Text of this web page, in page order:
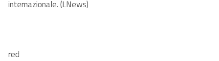
internazionale. (LNews)
red